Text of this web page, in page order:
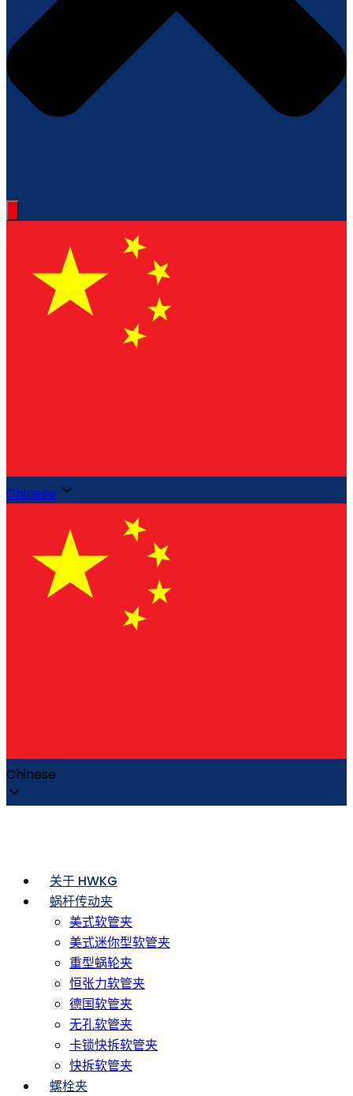
Chinese
Chinese
关于 HWKG
蜗杆传动夹
美式软管夹
美式迷你型软管夹
重型蜗轮夹
恒张力软管夹
德国软管夹
无孔软管夹
卡锁快拆软管夹
快拆软管夹
螺栓夹